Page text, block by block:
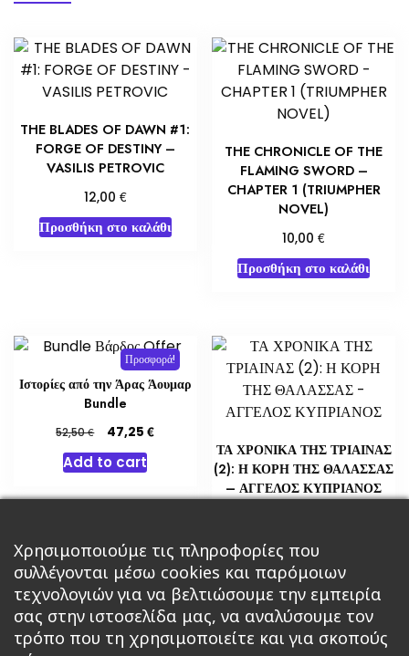
THE BLADES OF DAWN #1:
FORGE OF DESTINY –
VASILIS PETROVIC
12,00 €
Προσθήκη στο καλάθι
THE CHRONICLE OF THE
FLAMING SWORD –
CHAPTER 1 (TRIUMPHER
NOVEL)
10,00€
Προσθήκη στο καλάθι
Προσφορά!
Ιστορίες από την Άρας Άουμαρ
Bundle
52,50€
Original
price
was:
47,25€Η
47,25 €.
Add to cart
ΤΑ ΧΡΟΝΙΚΑ ΤΗΣ ΤΡΙΑΙΝΑΣ
(2): Η ΚΟΡΗ ΤΗΣ ΘΑΛΑΣΣΑΣ
– ΑΓΓΕΛΟΣ ΚΥΠΡΙΑΝΟΣ
Προσθήκη στο καλάθι
Χρησιμοποιούμε τις πληροφορίες που
συλλέγονται μέσω cookies και παρόμοιων
τεχνολογιών για να βελτιώσουμε την εμπειρία
σας στην ιστοσελίδα μας, να αναλύσουμε τον
τρόπο που τη χρησιμοποιείτε και για σκοπούς